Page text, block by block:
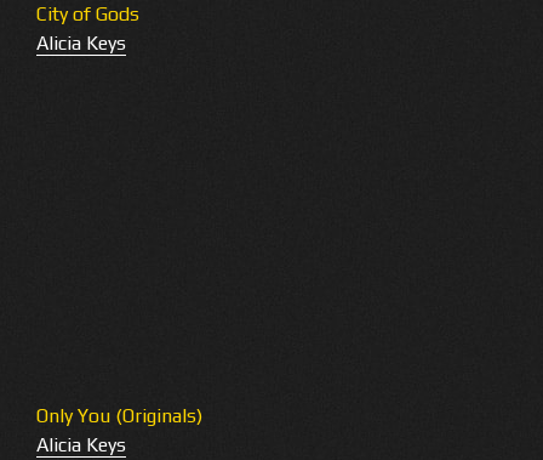
City of Gods
Alicia Keys
Only You (Originals)
Alicia Keys